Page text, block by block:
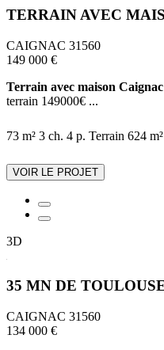
TERRAIN AVEC
CAIGNAC 31560
149 000 €
Terrain avec maison Caignac
terrain 149000€ ...
73 m² 3 ch. 4 p. Terrain 624 m²
VOIR LE PROJET
3D
35 MN DE
CAIGNAC 31560
134 000 €